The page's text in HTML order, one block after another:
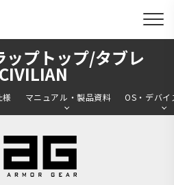
ップトップ/タブレ
様 マニュアル・製品資料 OS・デバイ